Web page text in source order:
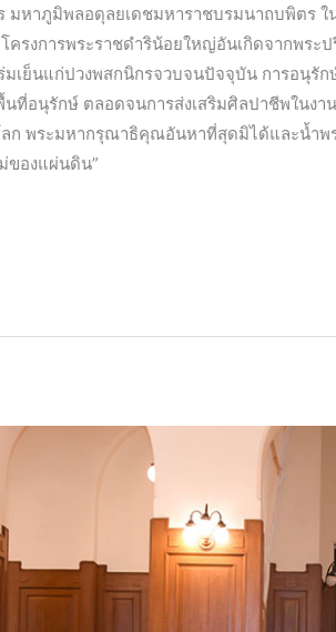
มหาภูมิพลอดุลยเดชมหาราชบรมนาถบพิตร ใ
ครงการพระราชดำริน้อยใหญ่อันเกิดจากพระ
มเย็นแก่ปวงพสกนิกรจวบจนปัจจุบัน การอนุรั
ที่อนุรักษ์ ตลอดจนการส่งเสริมศิลปาชีพในงา
ลก พระมหากรุณาธิคุณอันหาที่สุดมิได้และน้ำพ
ของแผ่นดิน”